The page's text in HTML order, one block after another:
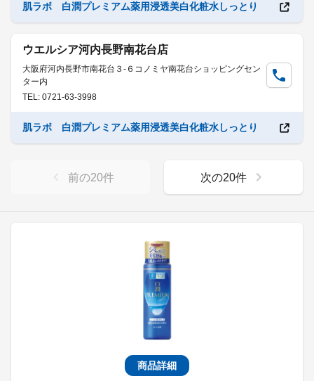
商品詳細
肌ラボ 白潤プレミアム薬用浸透美白化粧水しっとり
ウエルシア河内長野南花台店
大阪府河内長野市南花台３-６コノミヤ南花台ショッピングセン
ター内
TEL: 0721-63-3998
肌ラボ 白潤プレミアム薬用浸透美白化粧水しっとり
前の20件 次の20件